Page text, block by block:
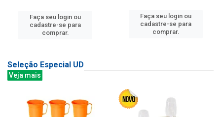
Faça seu login ou
cadastre-se para
comprar.
Faça seu login ou
cadastre-se para
comprar.
Seleção Especial UD
Veja mais